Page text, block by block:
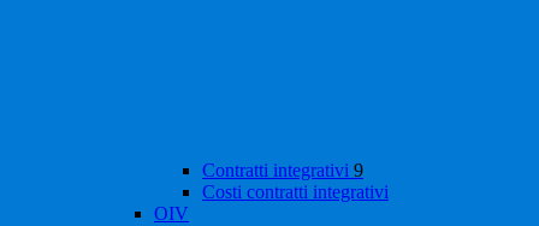
Contratti integrativi 9
Costi contratti integrativi
OIV